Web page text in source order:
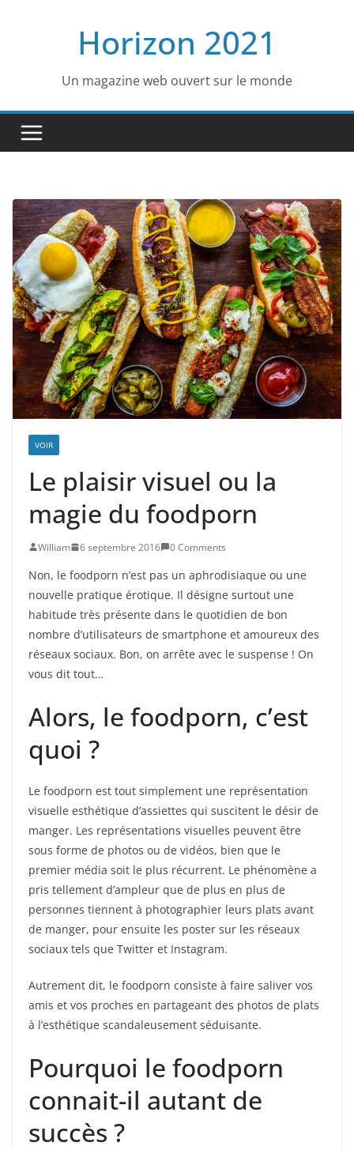
Horizon 2021
Un magazine web ouvert sur le monde
VOIR
Le plaisir visuel ou la
magie du foodporn
William 6 septembre 2016 0 Comments
Non, le foodporn n’est pas un aphrodisiaque ou une
nouvelle pratique érotique. Il désigne surtout une
habitude très présente dans le quotidien de bon
nombre d’utilisateurs de smartphone et amoureux des
réseaux sociaux. Bon, on arrête avec le suspense ! On
vous dit tout…
Alors, le foodporn, c’est
quoi ?
Le foodporn est tout simplement une représentation
visuelle esthétique d’assiettes qui suscitent le désir de
manger. Les représentations visuelles peuvent être
sous forme de photos ou de vidéos, bien que le
premier média soit le plus récurrent. Le phénomène a
pris tellement d’ampleur que de plus en plus de
personnes tiennent à photographier leurs plats avant
de manger, pour ensuite les poster sur les réseaux
sociaux tels que Twitter et Instagram.
Autrement dit, le foodporn consiste à faire saliver vos
amis et vos proches en partageant des photos de plats
à l’esthétique scandaleusement séduisante.
Pourquoi le foodporn
connait-il autant de
succès ?